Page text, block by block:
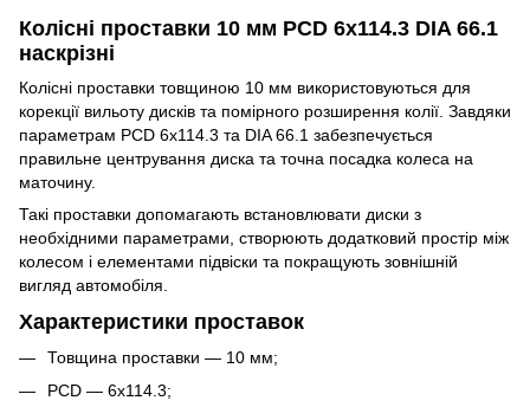
Колісні проставки 10 мм PCD 6x114.3 DIA 66.1
наскрізні
Колісні проставки товщиною 10 мм використовуються для
корекції вильоту дисків та помірного розширення колії. Завдяки
параметрам PCD 6x114.3 та DIA 66.1 забезпечується
правильне центрування диска та точна посадка колеса на
маточину.
Такі проставки допомагають встановлювати диски з
необхідними параметрами, створюють додатковий простір між
колесом і елементами підвіски та покращують зовнішній
вигляд автомобіля.
Характеристики проставок
Товщина проставки — 10 мм;
PCD — 6x114.3;